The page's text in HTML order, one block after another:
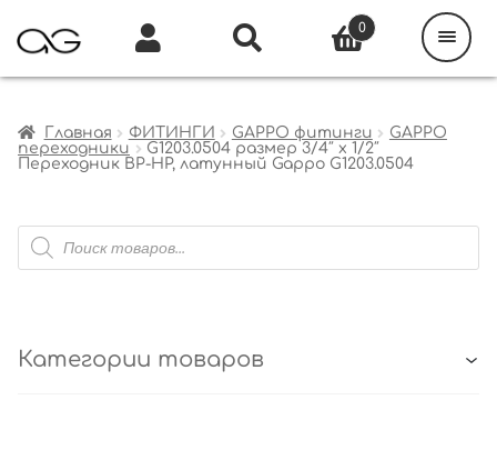
Главная ФИТИНГИ GAPPO фитинги
GAPPO
переходники
G1203.0504 размер 3/4″ х 1/2″
Переходник ВР-НР, латунный Gappo G1203.0504
Поиск
товаров
Категории товаров
0